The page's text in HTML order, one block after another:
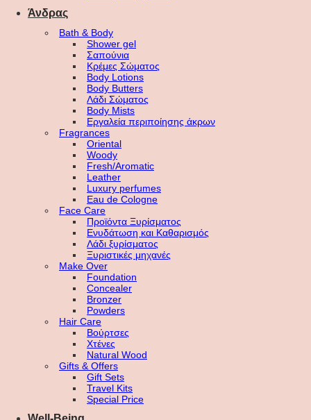
Άνδρας
Bath & Body
Shower gel
Σαπούνια
Κρέμες Σώματος
Body Lotions
Body Butters
Λάδι Σώματος
Body Mists
Εργαλεία περιποίησης άκρων
Fragrances
Oriental
Woody
Fresh/Aromatic
Leather
Luxury perfumes
Eau de Cologne
Face Care
Προϊόντα Ξυρίσματος
Ενυδάτωση και Καθαρισμός
Λάδι ξυρίσματος
Ξυριστικές μηχανές
Make Over
Foundation
Concealer
Bronzer
Powders
Hair Care
Βούρτσες
Χτένες
Natural Wood
Gifts & Offers
Gift Sets
Travel Kits
Special Price